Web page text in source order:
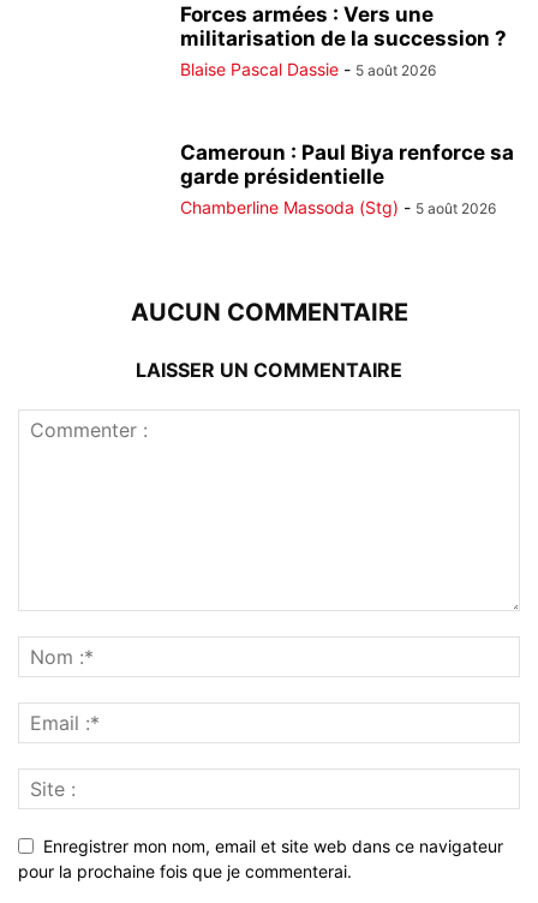
Forces armées : Vers une
militarisation de la succession ?
Blaise Pascal Dassie - 5 août 2026
Cameroun : Paul Biya renforce sa
garde présidentielle
Chamberline Massoda (Stg) - 5 août 2026
AUCUN COMMENTAIRE
LAISSER UN COMMENTAIRE
Enregistrer mon nom, email et site web dans ce navigateur
pour la prochaine fois que je commenterai.